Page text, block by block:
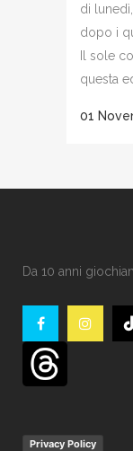
di
dopo i
Il sole
questa
01
Da 10 anni
Privacy Policy